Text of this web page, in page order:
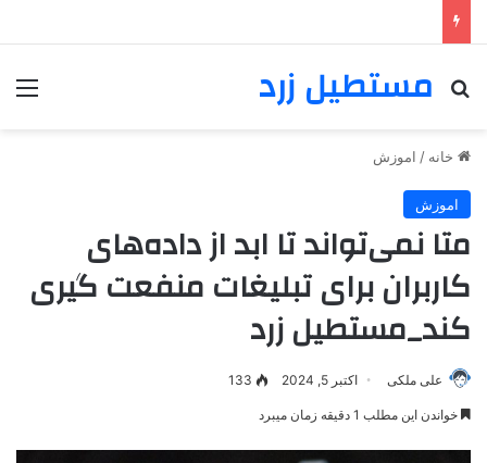
مستطیل زرد
خانه / اموزش
اموزش
متا نمی‌تواند تا ابد از داده‌های
کاربران برای تبلیغات منفعت گیری
کند_مستطیل زرد
علی ملکی اکتبر 5, 2024 133
خواندن این مطلب 1 دقیقه زمان میبرد